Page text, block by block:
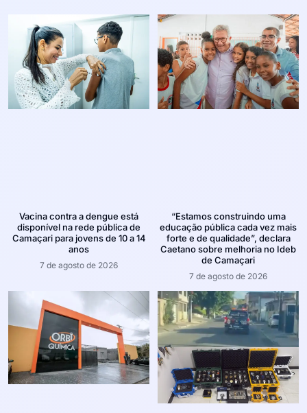
Vacina contra a dengue está
disponível na rede pública de
Camaçari para jovens de 10 a 14
anos
7 de agosto de 2026
“Estamos construindo uma
educação pública cada vez mais
forte e de qualidade”, declara
Caetano sobre melhoria no Ideb
de Camaçari
7 de agosto de 2026